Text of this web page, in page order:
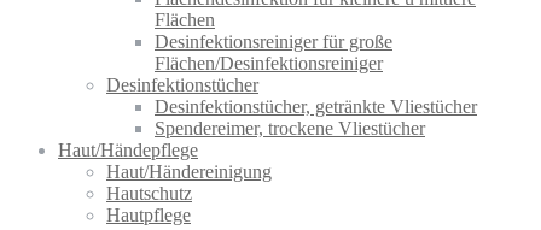
Flächen
Desinfektionsreiniger für große
Flächen/Desinfektionsreiniger
Desinfektionstücher
Desinfektionstücher, getränkte Vliestücher
Spendereimer, trockene Vliestücher
Haut/Händepflege
Haut/Händereinigung
Hautschutz
Hautpflege